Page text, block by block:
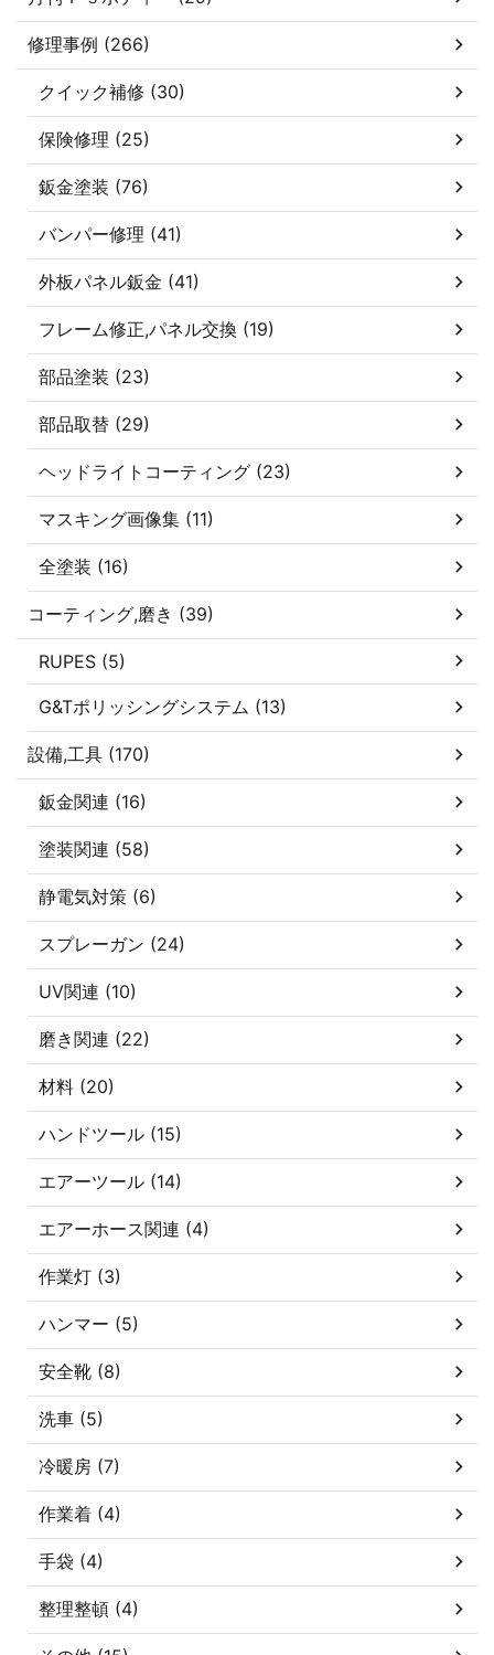
修理事例 (266)
クイック補修 (30)
保険修理 (25)
鈑金塗装 (76)
バンパー修理 (41)
外板パネル鈑金 (41)
フレーム修正,パネル交換 (19)
部品塗装 (23)
部品取替 (29)
ヘッドライトコーティング (23)
マスキング画像集 (11)
全塗装 (16)
コーティング,磨き (39)
RUPES (5)
G&Tポリッシングシステム (13)
設備,工具 (170)
鈑金関連 (16)
塗装関連 (58)
静電気対策 (6)
スプレーガン (24)
UV関連 (10)
磨き関連 (22)
材料 (20)
ハンドツール (15)
エアーツール (14)
エアーホース関連 (4)
作業灯 (3)
ハンマー (5)
安全靴 (8)
洗車 (5)
冷暖房 (7)
作業着 (4)
手袋 (4)
整理整頓 (4)